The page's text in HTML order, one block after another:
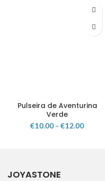
Pulseira de Aventurina
Verde
€10.00 – €12.00
JOYASTONE